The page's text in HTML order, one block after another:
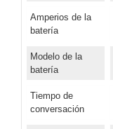
Amperios de la
batería
Modelo de la
batería
Tiempo de
conversación